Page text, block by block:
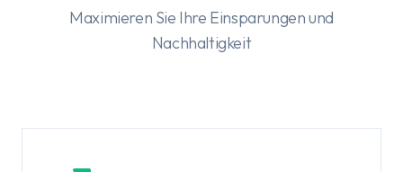
Maximieren Sie Ihre Einsparungen und
Nachhaltigkeit